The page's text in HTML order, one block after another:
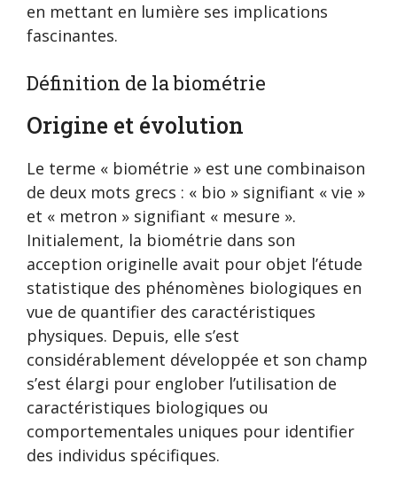
en mettant en lumière ses implications
fascinantes.
Définition de la biométrie
Origine et évolution
Le terme « biométrie » est une combinaison
de deux mots grecs : « bio » signifiant « vie »
et « metron » signifiant « mesure ».
Initialement, la biométrie dans son
acception originelle avait pour objet l’étude
statistique des phénomènes biologiques en
vue de quantifier des caractéristiques
physiques. Depuis, elle s’est
considérablement développée et son champ
s’est élargi pour englober l’utilisation de
caractéristiques biologiques ou
comportementales uniques pour identifier
des individus spécifiques.